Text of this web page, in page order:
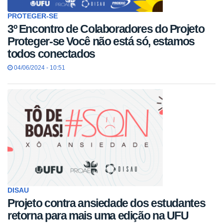
PROTEGER-SE
3º Encontro de Colaboradores do Projeto
Proteger-se Você não está só, estamos
todos conectados
04/06/2024 - 10:51
DISAU
Projeto contra ansiedade dos estudantes
retorna para mais uma edição na UFU